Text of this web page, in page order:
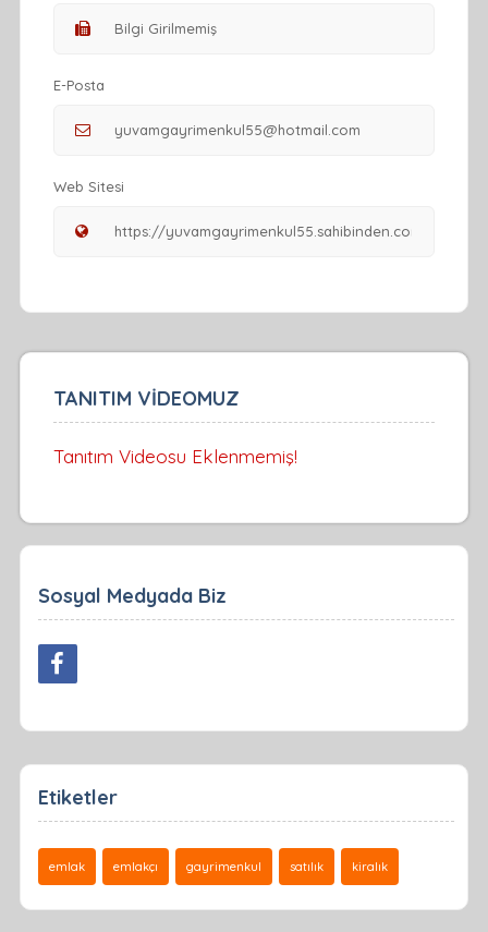
E-Posta
Web Sitesi
TANITIM VİDEOMUZ
Tanıtım Videosu Eklenmemiş!
Sosyal Medyada Biz
Etiketler
emlak emlakçı gayrimenkul satılık kiralık